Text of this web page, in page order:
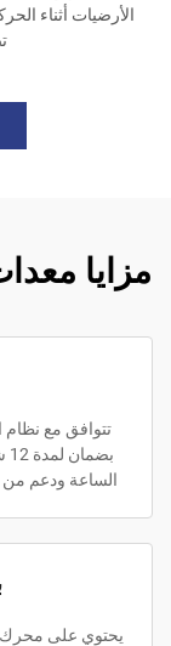
الأرضيات أثناء
مزايا
الساعة ودعم من
يحتوي على